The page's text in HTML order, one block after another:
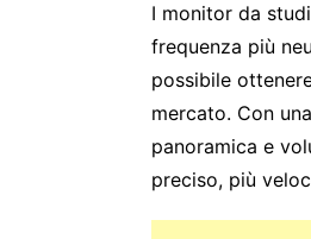
I monitor da
frequenza più
possibile
mercato. Con
panoramica e
preciso, più